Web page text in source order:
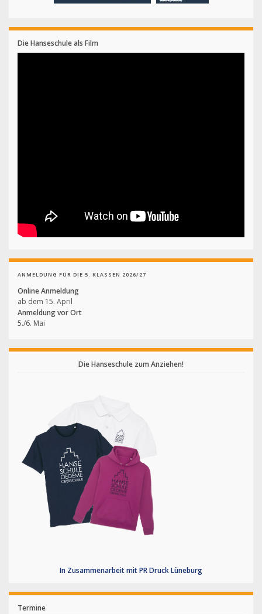
Die Hanseschule als Film
ANMELDUNG FÜR DIE 5. KLASSEN 2026/27
Online Anmeldung
ab dem 15. April
Anmeldung vor Ort
5./6. Mai
Die Hanseschule zum Anziehen!
In Zusammenarbeit mit PR Druck Lüneburg
Termine